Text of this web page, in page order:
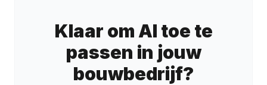
Klaar om AI toe te
passen in jouw
bouwbedrijf?